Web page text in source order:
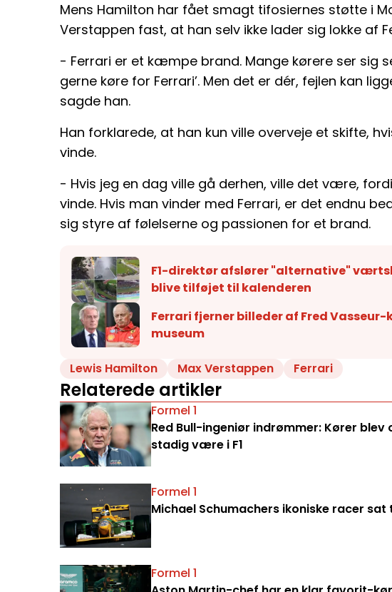
Mens Hamilton har fået smagt tifosiernes støtte i
Verstappen fast, at han selv ikke lader sig lokke af
- Ferrari er et kæmpe brand. Mange kørere ser sig
gerne køre for Ferrari’. Men det er dér, fejlen kan
sagde han.
Han forklarede, at han kun ville overveje et skifte,
vinde.
- Hvis jeg en dag ville gå derhen, ville det være,
vinde. Hvis man vinder med Ferrari, er det endnu
sig styre af følelserne og passionen for et brand.
F1-direktør afslører "alternative"
blive tilføjet til kalenderen
Ferrari fjerner billeder af Fred Vasseur-
museum
Lewis Hamilton Max Verstappen Ferrari
Relaterede artikler
Formel 1
Red Bull-ingeniør indrømmer: Kører
stadig være i F1
Formel 1
Michael Schumachers ikoniske racer
Formel 1